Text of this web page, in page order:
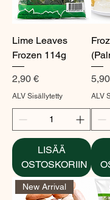
Lime Leaves
Frozen 114g
Hinta
2,90 €
ALV Sisällytetty
LISÄÄ
OSTOSKORIIN
ALV
New Arrival